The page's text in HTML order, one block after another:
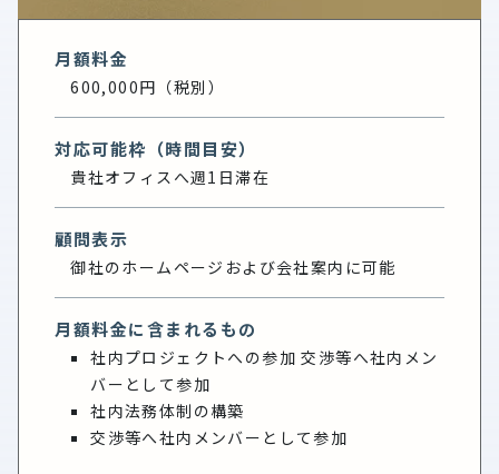
月額料金
600,000円（税別）
対応可能枠（時間目安）
貴社オフィスへ週1日滞在
顧問表示
御社のホームページおよび会社案内に可能
月額料金に含まれるもの
社内プロジェクトへの参加 交渉等へ社内メン
バーとして参加
社内法務体制の構築
交渉等へ社内メンバーとして参加